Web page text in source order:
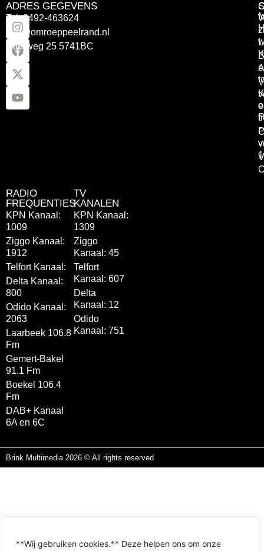
**Wij gebruiken cookies.** Deze helpen ons om onze
ADRES GEGEVENS
Tel: 0492-463624
info@omroeppeelrand.nl
Otterweg 25 5741BC
RADIO
FREQUENTIES
KPN Kanaal:
1009
Ziggo Kanaal:
1912
Telfort Kanaal:
Delta Kanaal:
800
Odido Kanaal:
2063
Laarbeek 106.8
Fm
Gemert-Bakel
91.1 Fm
Boekel 106.4
Fm
DAB+ Kanaal
6A en 6C
TV
KANALEN
KPN Kanaal:
1309
Ziggo
Kanaal: 45
Telfort
Kanaal: 607
Delta
Kanaal: 12
Odido
Kanaal: 751
Brink Multimedia 2026 © All rights reserved